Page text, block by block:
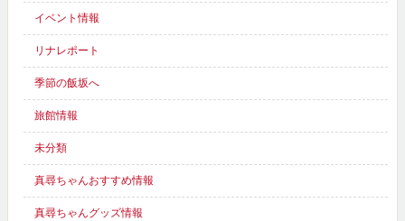
イベント情報
リナレポート
季節の飯坂へ
旅館情報
未分類
真尋ちゃんおすすめ情報
真尋ちゃんグッズ情報